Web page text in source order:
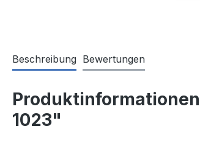
Beschreibung Bewertungen
1023"